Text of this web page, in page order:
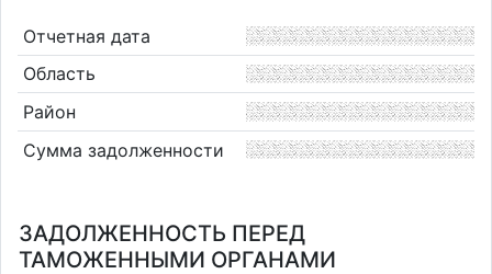
Отчетная дата
Область
Район
Сумма задолженности
ЗАДОЛЖЕННОСТЬ ПЕРЕД
ТАМОЖЕННЫМИ ОРГАНАМИ